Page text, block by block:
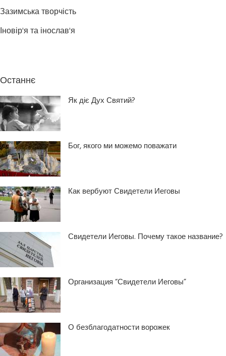
Зазимська творчість
Іновір'я та інослав'я
Останнє
Як діє Дух Святий?
Бог, якого ми можемо поважати
Как вербуют Свидетели Иеговы
Свидетели Иеговы. Почему такое название?
Организация “Свидетели Иеговы”
О безблагодатности ворожек